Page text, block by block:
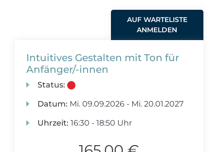
AUF WARTELISTE
ANMELDEN
Intuitives Gestalten mit Ton für
Anfänger/-innen
Status:
Datum: Mi. 09.09.2026 - Mi. 20.01.2027
Uhrzeit: 16:30 - 18:50 Uhr